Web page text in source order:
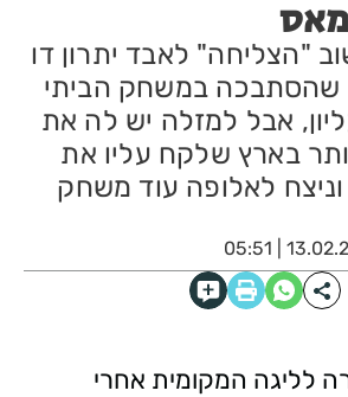
"הצליחה" לאבד יתרון דו
שהסתבכה במשחק הביתי
אבל למזלה יש לה את
בארץ שלקח עליו את
לאלופה עוד משחק
13.02.23 |
לליגה המקומית אחרי